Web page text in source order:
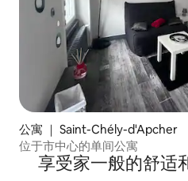
公寓 ｜ Saint-Chély-d'Apcher
位于市中心的单间公寓
享受家一般的舒适